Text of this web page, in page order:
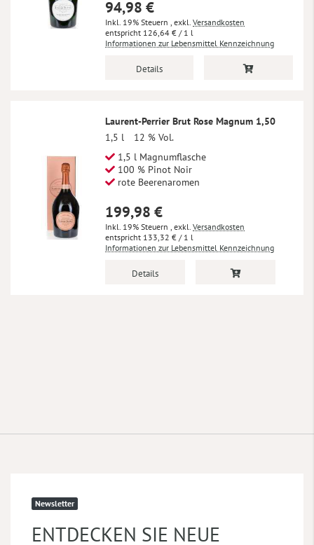
94,98 €
Inkl. 19% Steuern exkl. Versandkosten
126,64 € / 1 l
Informationen zur Lebensmittel Kennzeichnung
Details
Laurent-Perrier Brut Rose Magnum 1,50
1,5 l
12 % Vol.
1,5 l Magnumflasche
100 % Pinot Noir
rote Beerenaromen
199,98 €
Inkl. 19% Steuern exkl. Versandkosten
133,32 € / 1 l
Informationen zur Lebensmittel Kennzeichnung
Details
Newsletter
ENTDECKEN SIE NEUE